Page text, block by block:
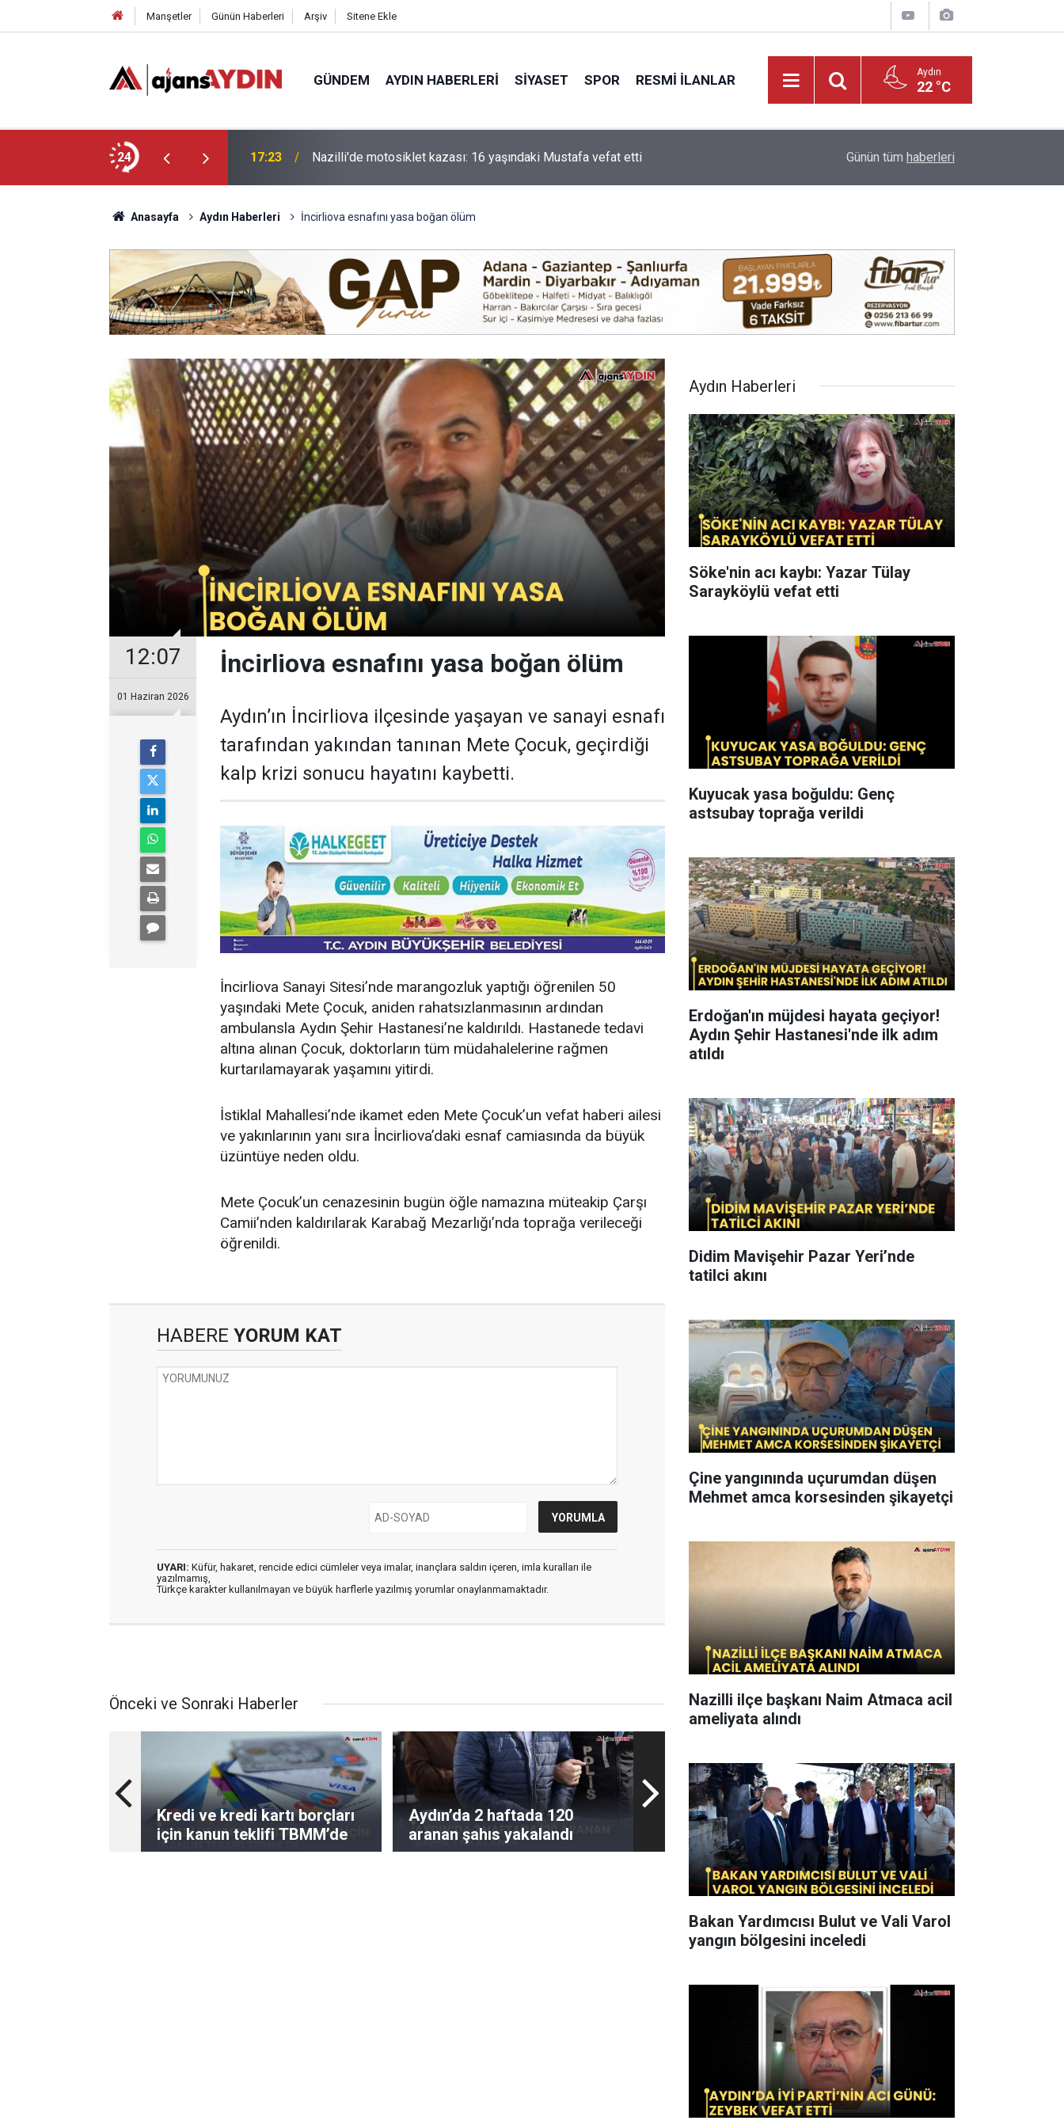
Manşetler Günün Haberleri Arşiv Sitene Ekle
GÜNDEM AYDIN HABERLERI SIYASET SPOR RESMI İLANLAR Aydın
22 °C
24 17:23 Nazilli'de motosiklet kazası: 16 yaşındaki Mustafa vefat etti Kuyucak'ta 5 dekar kestanelik yandı
Günün tüm haberleri
Anasayfa Aydın Haberleri İncirliova esnafını yasa boğan ölüm
12:07
01 Haziran 2026
İncirliova esnafını yasa boğan ölüm
Aydın’ın İncirliova ilçesinde yaşayan ve sanayi esnafı
tarafından yakından tanınan Mete Çocuk, geçirdiği
kalp krizi sonucu hayatını kaybetti.
İncirliova Sanayi Sitesi’nde marangozluk yaptığı öğrenilen 50
yaşındaki Mete Çocuk, aniden rahatsızlanmasının ardından
ambulansla Aydın Şehir Hastanesi’ne kaldırıldı. Hastanede tedavi
altına alınan Çocuk, doktorların tüm müdahalelerine rağmen
kurtarılamayarak yaşamını yitirdi.
İstiklal Mahallesi’nde ikamet eden Mete Çocuk’un vefat haberi ailesi
ve yakınlarının yanı sıra İncirliova’daki esnaf camiasında da büyük
üzüntüye neden oldu.
Mete Çocuk’un cenazesinin bugün öğle namazına müteakip Çarşı
Camii’nden kaldırılarak Karabağ Mezarlığı’nda toprağa verileceği
öğrenildi.
HABERE YORUM KAT
UYARI: Küfür, hakaret, rencide edici cümleler veya imalar, inançlara saldırı içeren, imla kuralları ile
yazılmamış,
Türkçe karakter kullanılmayan ve büyük harflerle yazılmış yorumlar onaylanmamaktadır.
Önceki ve Sonraki Haberler
Kredi ve kredi kartı borçları
için kanun teklifi TBMM’de
Aydın’da 2 haftada 120
aranan şahıs yakalandı
Aydın Haberleri
Söke'nin acı kaybı: Yazar Tülay
Sarayköylü vefat etti
Kuyucak yasa boğuldu: Genç
astsubay toprağa verildi
Erdoğan'ın müjdesi hayata geçiyor!
Aydın Şehir Hastanesi'nde ilk adım
atıldı
Didim Mavişehir Pazar Yeri’nde
tatilci akını
Çine yangınında uçurumdan düşen
Mehmet amca korsesinden şikayetçi
Nazilli ilçe başkanı Naim Atmaca acil
ameliyata alındı
Bakan Yardımcısı Bulut ve Vali Varol
yangın bölgesini inceledi